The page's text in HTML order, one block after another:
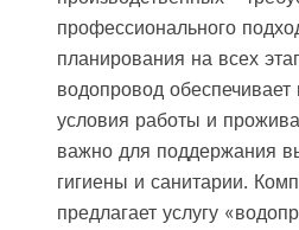
профессионального
планирования на всех
водопровод
условия работы и
важно для поддержания
гигиены и санитарии.
предлагает услугу